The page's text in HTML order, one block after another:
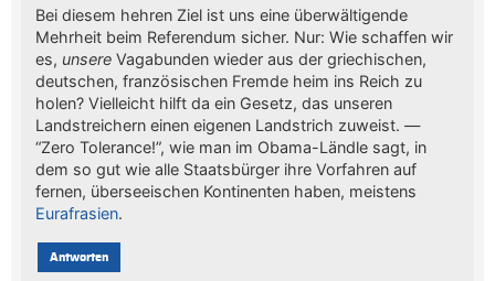
Bei diesem hehren Ziel ist uns eine überwältigende
Mehrheit beim Referendum sicher. Nur: Wie schaffen wir
es, unsereVagabunden wieder aus der griechischen,
deutschen, französischen Fremde heim ins Reich zu
holen? Vielleicht hilft da ein Gesetz, das unseren
Landstreichern einen eigenen Landstrich zuweist. —
“Zero Tolerance!”, wie man im Obama-Ländle sagt, in
dem so gut wie alle Staatsbürger ihre Vorfahren auf
fernen, überseeischen Kontinenten haben, meistens
Eurafrasien.
Antworten